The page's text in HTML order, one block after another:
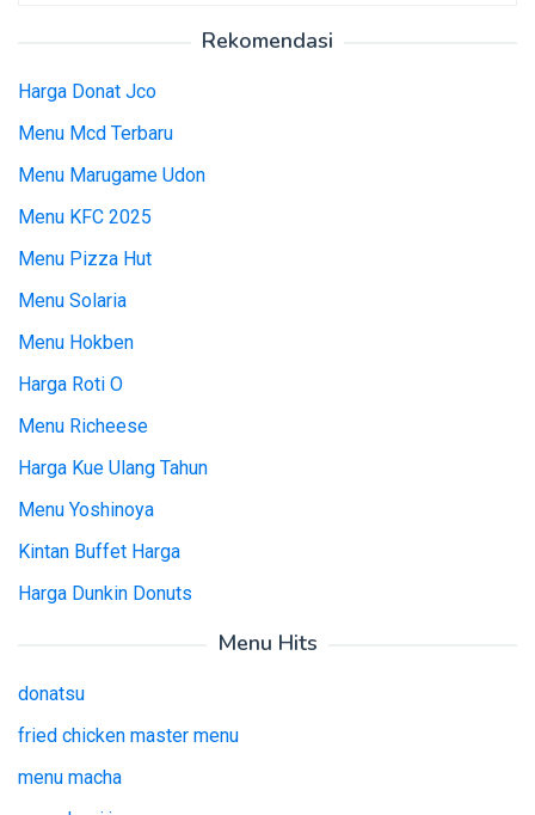
Rekomendasi
Harga Donat Jco
Menu Mcd Terbaru
Menu Marugame Udon
Menu KFC 2025
Menu Pizza Hut
Menu Solaria
Menu Hokben
Harga Roti O
Menu Richeese
Harga Kue Ulang Tahun
Menu Yoshinoya
Kintan Buffet Harga
Harga Dunkin Donuts
Menu Hits
donatsu
fried chicken master menu
menu macha